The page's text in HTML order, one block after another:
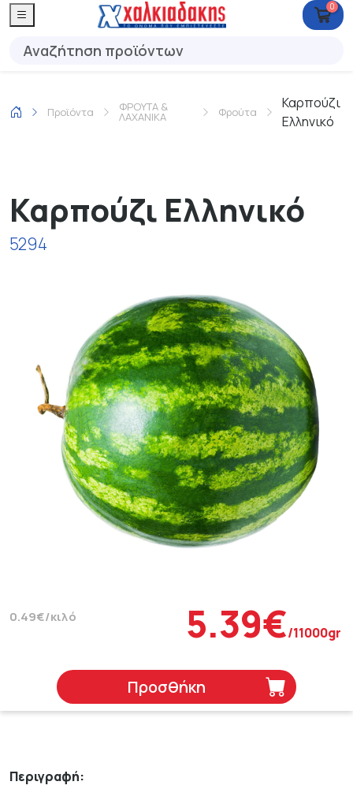
0
Προϊόντα ΦΡΟΥΤΑ &
ΛΑΧΑΝΙΚΑ Φρούτα
Καρπούζι
Ελληνικό
Καρπούζι Ελληνικό
5294
0.49€/κιλό 5.39€/11000gr
Προσθήκη
Περιγραφή: